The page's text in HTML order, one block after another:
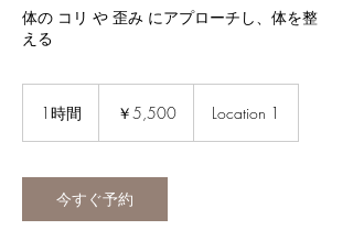
体の コリ や 歪み にアプローチし、体を整
える
1時間 ￥5,500 Location 1
今すぐ予約